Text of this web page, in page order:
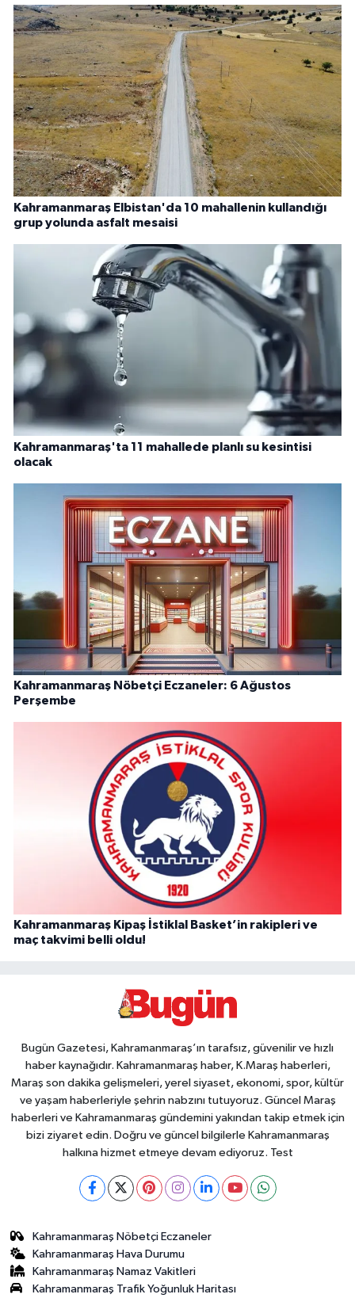
Kahramanmaraş Elbistan'da 10 mahallenin kullandığı
grup yolunda asfalt mesaisi
Kahramanmaraş'ta 11 mahallede planlı su kesintisi
olacak
Kahramanmaraş Nöbetçi Eczaneler: 6 Ağustos
Perşembe
Kahramanmaraş Kipaş İstiklal Basket’in rakipleri ve
maç takvimi belli oldu!
Bugün Gazetesi, Kahramanmaraş’ın tarafsız, güvenilir ve hızlı
haber kaynağıdır. Kahramanmaraş haber, K.Maraş haberleri,
Maraş son dakika gelişmeleri, yerel siyaset, ekonomi, spor, kültür
ve yaşam haberleriyle şehrin nabzını tutuyoruz. Güncel Maraş
haberleri ve Kahramanmaraş gündemini yakından takip etmek için
bizi ziyaret edin. Doğru ve güncel bilgilerle Kahramanmaraş
halkına hizmet etmeye devam ediyoruz. Test
Kahramanmaraş Nöbetçi Eczaneler
Kahramanmaraş Hava Durumu
Kahramanmaraş Namaz Vakitleri
Kahramanmaraş Trafik Yoğunluk Haritası